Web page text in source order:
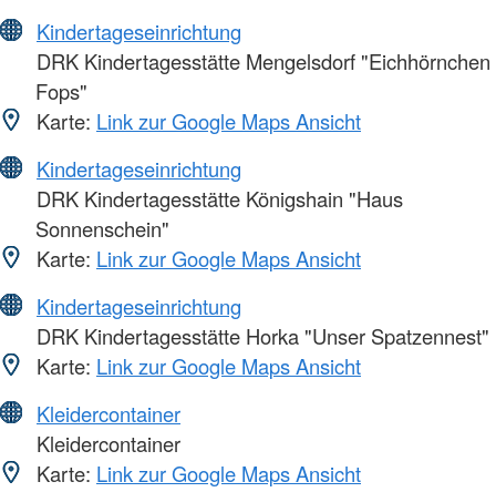
Kindertageseinrichtung
DRK Kindertagesstätte Mengelsdorf "Eichhörnchen
Fops"
Karte: Link zur Google Maps Ansicht
Kindertageseinrichtung
DRK Kindertagesstätte Königshain "Haus
Sonnenschein"
Karte: Link zur Google Maps Ansicht
Kindertageseinrichtung
DRK Kindertagesstätte Horka "Unser Spatzennest"
Karte: Link zur Google Maps Ansicht
Kleidercontainer
Kleidercontainer
Karte: Link zur Google Maps Ansicht